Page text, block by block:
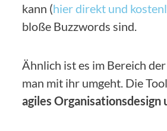
kann (hier direkt und
bloße Buzzwords sind.
Ähnlich ist es im Bereich
man mit ihr umgeht. Die
agiles Organisationsdesign